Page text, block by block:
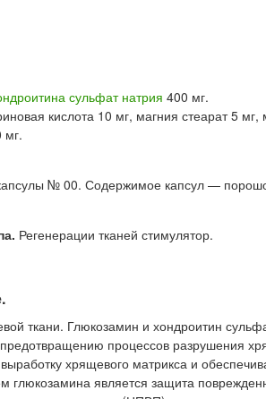
сульфат натрия 400 мг.
кислота 10 мг, магния стеарат 5
мг.
№ 00. Содержимое капсул —
Регенерации тканей стимулятор.
ткани. Глюкозамин и хондроитин
предотвращению процессов разрушения
хрящевого матрикса и
является защита